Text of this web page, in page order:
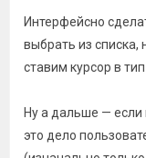
Интерфейсно
выбрать из списка,
ставим курсор в
Ну а дальше — если
это дело